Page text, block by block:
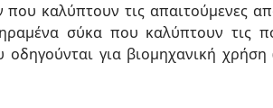
καλύπτουν τις απαιτούμενες
σύκα που καλύπτουν τις
για βιομηχανική